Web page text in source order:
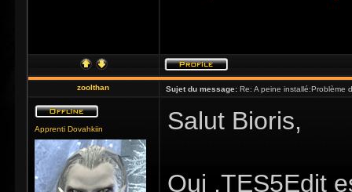
zoolthan Sujet du message: Re: A peine installé:Problème
Apprenti Dovahkiin Salut Bioris,
Oui ,TES5Edit